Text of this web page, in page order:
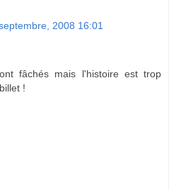
2008 16:01
fâchés mais l'histoire est trop
!